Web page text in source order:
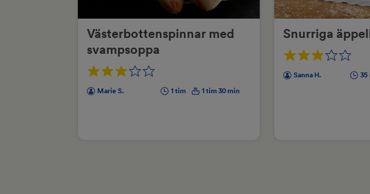
Västerbottenspinnar med
svampsoppa
Marie S. 1 tim 1 tim 30 min
Snurriga
Sanna H. 35